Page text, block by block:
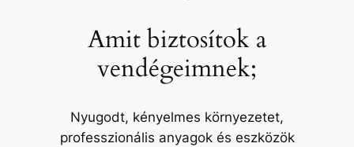
Amit biztosítok a
vendégeimnek;
Nyugodt, kényelmes környezetet,
professzionális anyagok és eszközök